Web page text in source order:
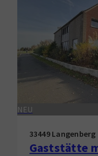
NEU
33449 Langenberg